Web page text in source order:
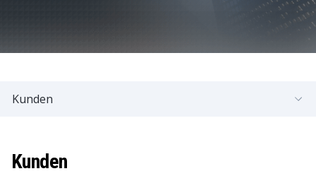
Kunden
Kunden